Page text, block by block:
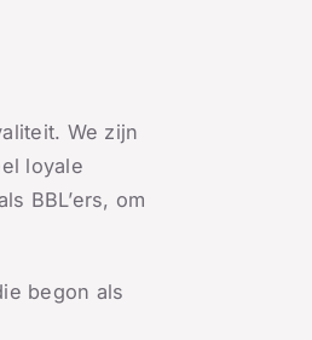
We zijn
loyale
BBL’ers, om
begon als